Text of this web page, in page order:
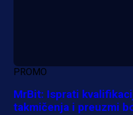
PROMO
MrBit: Isprati
takmičenja i preuzmi